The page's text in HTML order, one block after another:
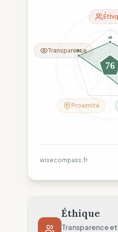
65
26
90
76
Proximité
Transparence
wisecompass.fr
Éthique
Transparence